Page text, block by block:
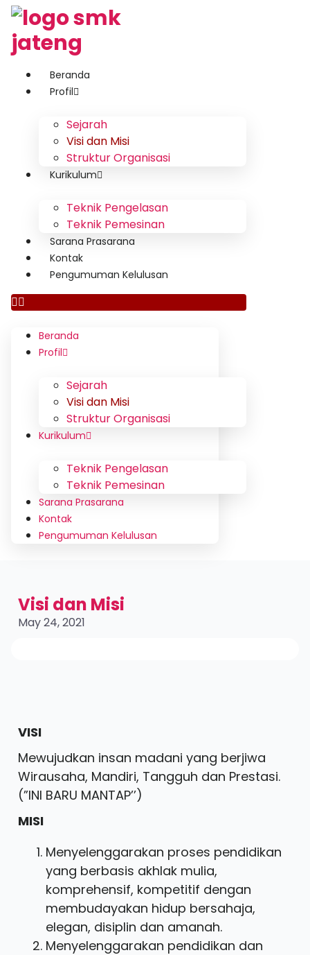
Beranda
Profil
Sejarah
Visi dan Misi
Struktur Organisasi
Kurikulum
Teknik Pengelasan
Teknik Pemesinan
Sarana Prasarana
Kontak
Pengumuman Kelulusan
Beranda
Profil
Sejarah
Visi dan Misi
Struktur Organisasi
Kurikulum
Teknik Pengelasan
Teknik Pemesinan
Sarana Prasarana
Kontak
Pengumuman Kelulusan
Visi dan Misi
May 24, 2021
VISI
Mewujudkan insan madani yang berjiwa
Wirausaha, Mandiri, Tangguh dan Prestasi.
(”INI BARU MANTAP’’)
MISI
Menyelenggarakan proses pendidikan
yang berbasis akhlak mulia,
komprehensif, kompetitif dengan
membudayakan hidup bersahaja,
elegan, disiplin dan amanah.
Menyelenggarakan pendidikan dan